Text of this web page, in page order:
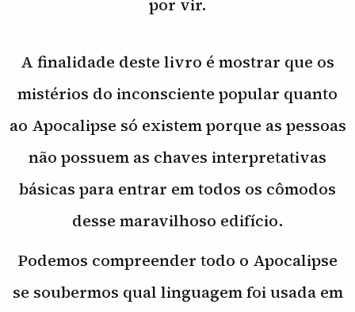
por vir.
A finalidade deste livro é mostrar que os
mistérios do inconsciente popular quanto
ao Apocalipse só existem porque as pessoas
não possuem as chaves interpretativas
básicas para entrar em todos os cômodos
desse maravilhoso edifício.
Podemos compreender todo o Apocalipse
se soubermos qual linguagem foi usada em